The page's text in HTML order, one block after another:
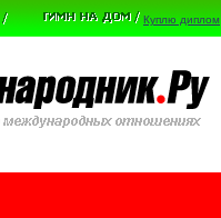
Куплю диплом